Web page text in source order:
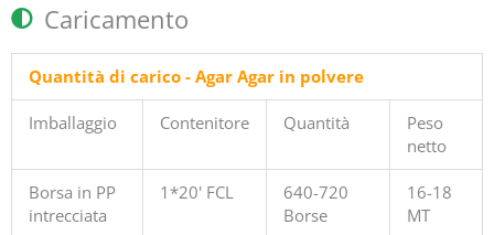
Caricamento
Quantità di carico - Agar Agar in polvere
Imballaggio Contenitore Quantità
Peso
netto
Borsa in PP
intrecciata
1*20' FCL
640-720
Borse
16-18
MT